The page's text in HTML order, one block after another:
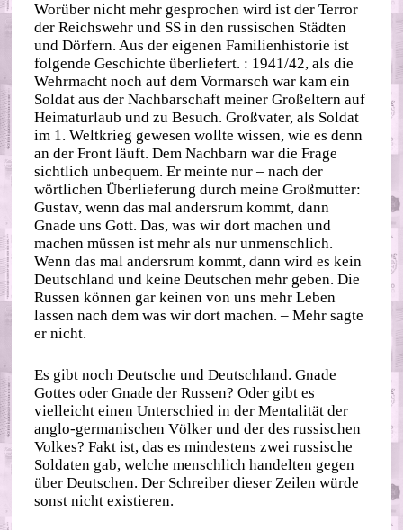
Worüber nicht mehr gesprochen wird ist der Terror
der Reichswehr und SS in den russischen Städten
und Dörfern. Aus der eigenen Familienhistorie ist
folgende Geschichte überliefert. : 1941/42, als die
Wehrmacht noch auf dem Vormarsch war kam ein
Soldat aus der Nachbarschaft meiner Großeltern auf
Heimaturlaub und zu Besuch. Großvater, als Soldat
im 1. Weltkrieg gewesen wollte wissen, wie es denn
an der Front läuft. Dem Nachbarn war die Frage
sichtlich unbequem. Er meinte nur – nach der
wörtlichen Überlieferung durch meine Großmutter:
Gustav, wenn das mal andersrum kommt, dann
Gnade uns Gott. Das, was wir dort machen und
machen müssen ist mehr als nur unmenschlich.
Wenn das mal andersrum kommt, dann wird es kein
Deutschland und keine Deutschen mehr geben. Die
Russen können gar keinen von uns mehr Leben
lassen nach dem was wir dort machen. – Mehr sagte
er nicht.
Es gibt noch Deutsche und Deutschland. Gnade
Gottes oder Gnade der Russen? Oder gibt es
vielleicht einen Unterschied in der Mentalität der
anglo-germanischen Völker und der des russischen
Volkes? Fakt ist, das es mindestens zwei russische
Soldaten gab, welche menschlich handelten gegen
über Deutschen. Der Schreiber dieser Zeilen würde
sonst nicht existieren.